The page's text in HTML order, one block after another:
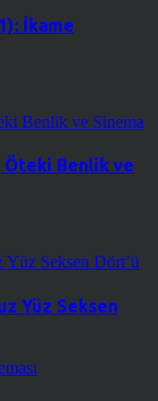
İkame
Öteki Benlik ve
Yüz Seksen